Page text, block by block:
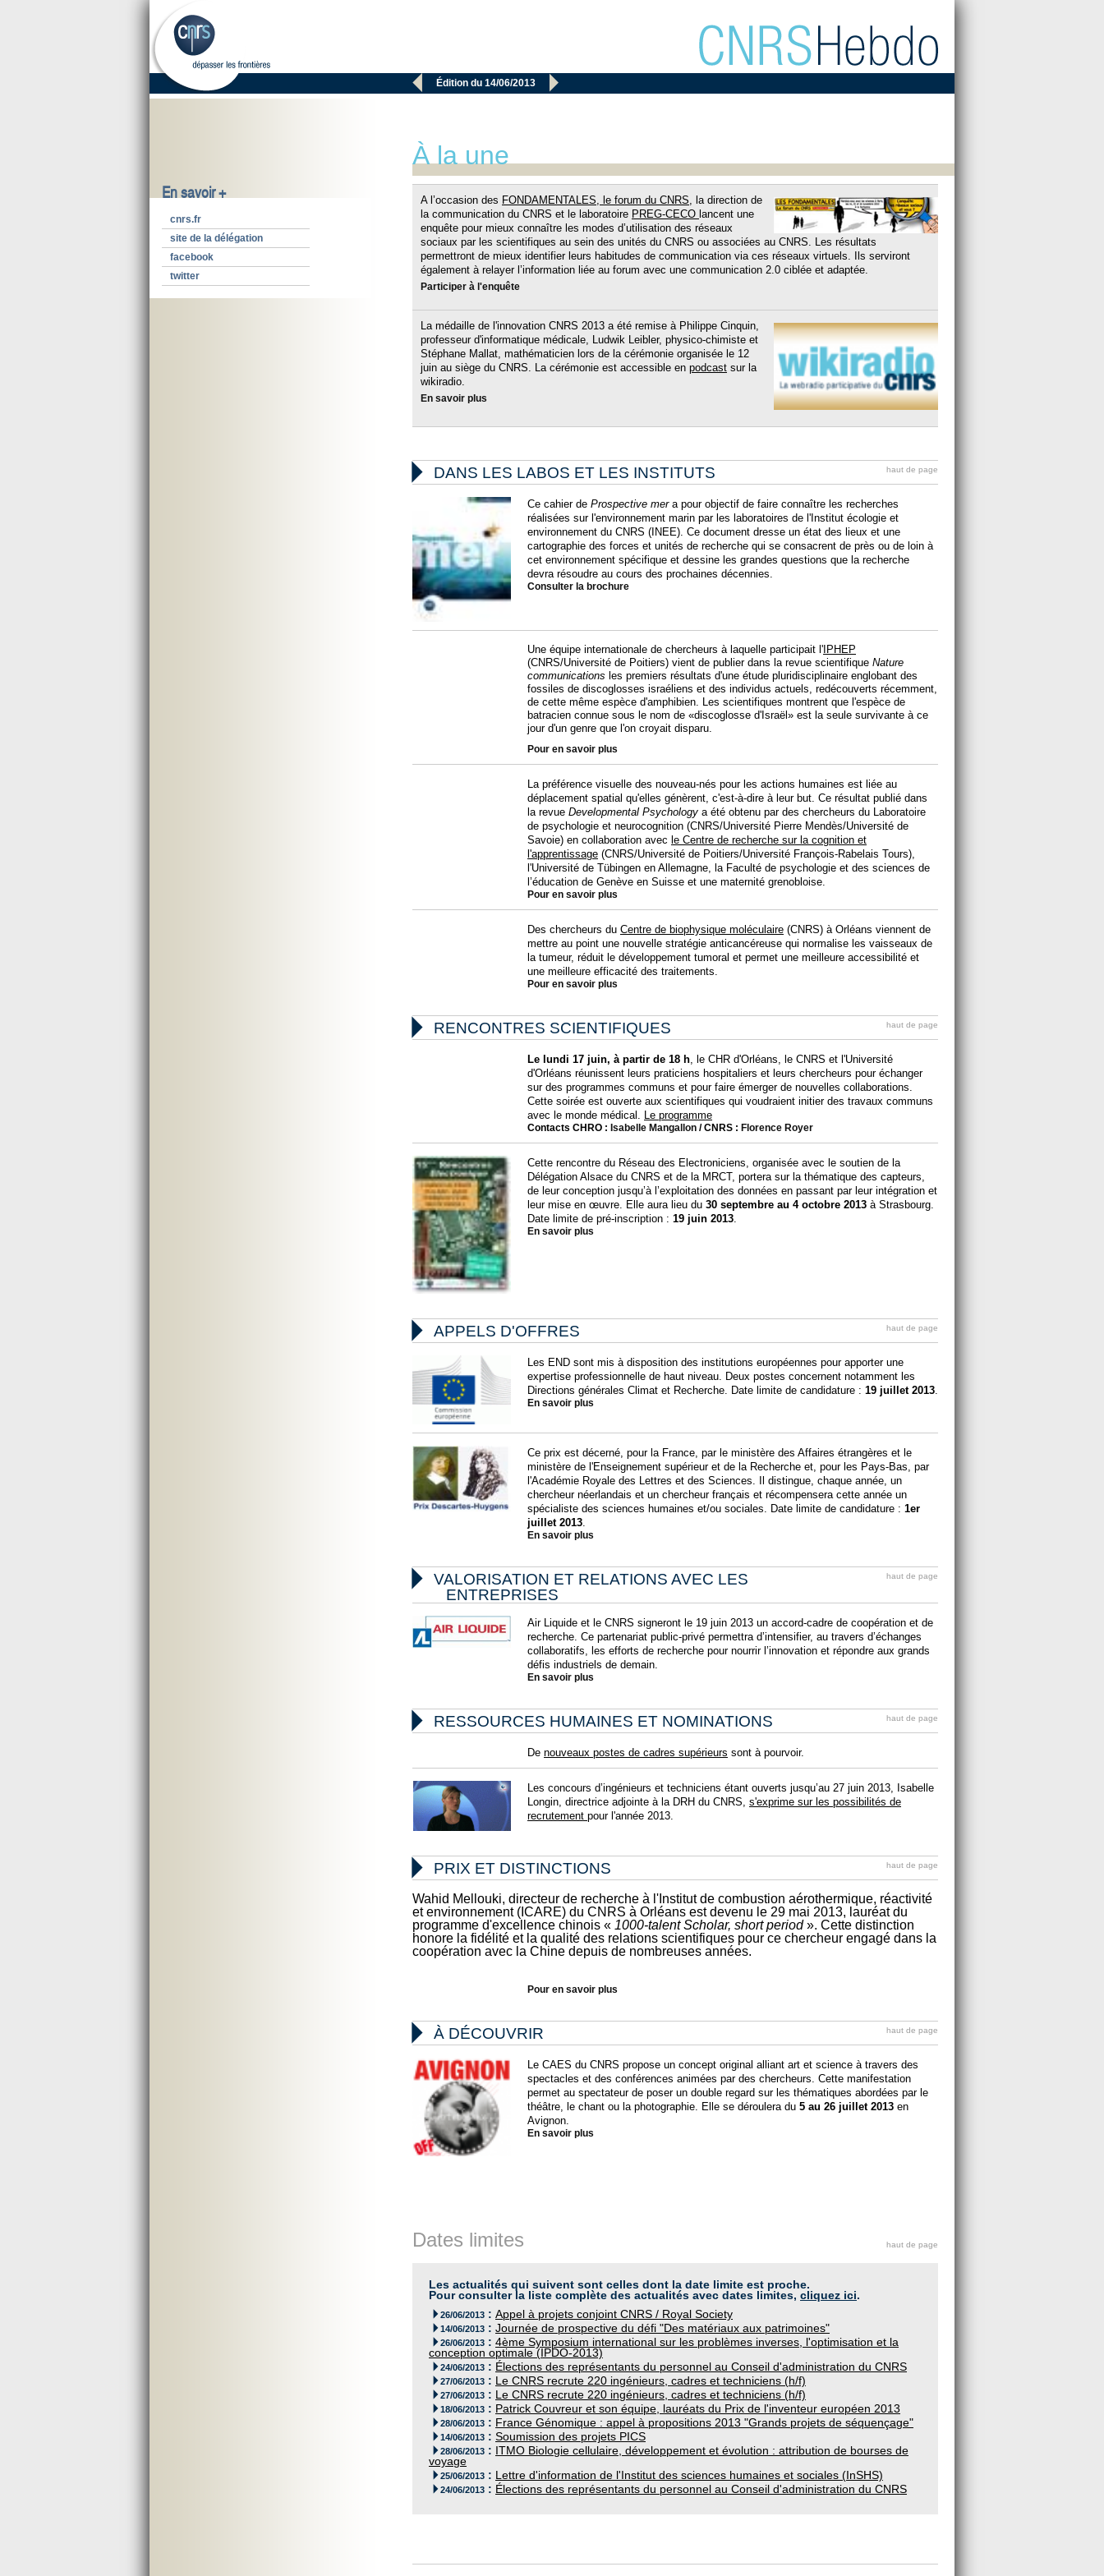
 Édition du 14/06/2013 
En savoir +
cnrs.fr
site de la délégation
facebook
twitter
À la une
A l’occasion des FONDAMENTALES, le forum du CNRS, la direction de
la communication du CNRS et le laboratoire PREG-CECO lancent une
enquête pour mieux connaître les modes d’utilisation des réseaux
sociaux par les scientifiques au sein des unités du CNRS ou associées au CNRS. Les résultats
permettront de mieux identifier leurs habitudes de communication via ces réseaux virtuels. Ils serviront
également à relayer l’information liée au forum avec une communication 2.0 ciblée et adaptée.
Participer à l'enquête
La médaille de l'innovation CNRS 2013 a été remise à Philippe Cinquin,
professeur d'informatique médicale, Ludwik Leibler, physico-chimiste et
Stéphane Mallat, mathématicien lors de la cérémonie organisée le 12
juin au siège du CNRS. La cérémonie est accessible en podcast sur la
wikiradio.
En savoir plus
 DANS LES LABOS ET LES INSTITUTS haut de page
Ce cahier de Prospective mera pour objectif de faire connaître les recherches
réalisées sur l'environnement marin par les laboratoires de l'Institut écologie et
environnement du CNRS (INEE). Ce document dresse un état des lieux et une
cartographie des forces et unités de recherche qui se consacrent de près ou de loin à
cet environnement spécifique et dessine les grandes questions que la recherche
devra résoudre au cours des prochaines décennies.
Consulter la brochure
Une équipe internationale de chercheurs à laquelle participait l' IPHEP
(CNRS/Université de Poitiers) vient de publier dans la revue scientifique Nature
communications les premiers résultats d'une étude pluridisciplinaire englobant des
fossiles de discoglosses israéliens et des individus actuels, redécouverts récemment,
de cette même espèce d'amphibien. Les scientifiques montrent que l'espèce de
batracien connue sous le nom de «discoglosse d'Israël» est la seule survivante à ce
jour d'un genre que l'on croyait disparu.
Pour en savoir plus
La préférence visuelle des nouveau-nés pour les actions humaines est liée au
déplacement spatial qu'elles génèrent, c'est-à-dire à leur but. Ce résultat publié dans
la revue Developmental Psychology a été obtenu par des chercheurs du Laboratoire
de psychologie et neurocognition (CNRS/Université Pierre Mendès/Université de
Savoie) en collaboration avec le Centre de recherche sur la cognition et
l'apprentissage (CNRS/Université de Poitiers/Université François-Rabelais Tours),
l'Université de Tübingen en Allemagne, la Faculté de psychologie et des sciences de
l’éducation de Genève en Suisse et une maternité grenobloise.
Pour en savoir plus
Des chercheurs du Centre de biophysique moléculaire (CNRS) à Orléans viennent de
mettre au point une nouvelle stratégie anticancéreuse qui normalise les vaisseaux de
la tumeur, réduit le développement tumoral et permet une meilleure accessibilité et
une meilleure efficacité des traitements.
Pour en savoir plus
 RENCONTRES SCIENTIFIQUES haut de page
Le lundi 17 juin, à partir de 18 h , le CHR d'Orléans, le CNRS et l'Université
d'Orléans réunissent leurs praticiens hospitaliers et leurs chercheurs pour échanger
sur des programmes communs et pour faire émerger de nouvelles collaborations.
Cette soirée est ouverte aux scientifiques qui voudraient initier des travaux communs
avec le monde médical.
Le programme
Contacts CHRO : Isabelle Mangallon / CNRS : Florence Royer
Cette rencontre du Réseau des Electroniciens, organisée avec le soutien de la
Délégation Alsace du CNRS et de la MRCT, portera sur la thématique des capteurs,
de leur conception jusqu’à l’exploitation des données en passant par leur intégration et
leur mise en œuvre. Elle aura lieu du 30 septembre au 4 octobre 2013 à Strasbourg.
Date limite de pré-inscription : 19 juin 2013
En savoir plus
 APPELS D'OFFRES haut de page
Les END sont mis à disposition des institutions européennes pour apporter une
expertise professionnelle de haut niveau. Deux postes concernent notamment les
Directions générales Climat et Recherche. Date limite de candidature : 19 juillet 2013.
En savoir plus
Ce prix est décerné, pour la France, par le ministère des Affaires étrangères et le
ministère de l'Enseignement supérieur et de la Recherche et, pour les Pays-Bas, par
l'Académie Royale des Lettres et des Sciences. Il distingue, chaque année, un
chercheur néerlandais et un chercheur français et récompensera cette année un
spécialiste des sciences humaines et/ou sociales. Date limite de candidature : 1er
juillet 2013
En savoir plus

VALORISATION ET RELATIONS AVEC LES
ENTREPRISES
haut de page
Air Liquide et le CNRS signeront le 19 juin 2013 un accord-cadre de coopération et de
recherche. Ce partenariat public-privé permettra d’intensifier, au travers d’échanges
collaboratifs, les efforts de recherche pour nourrir l’innovation et répondre aux grands
défis industriels de demain.
En savoir plus
 RESSOURCES HUMAINES ET NOMINATIONS haut de page
De nouveaux postes de cadres supérieurs sont à pourvoir.
Les concours d’ingénieurs et techniciens étant ouverts jusqu’au 27 juin 2013, Isabelle
Longin, directrice adjointe à la DRH du CNRS, s'exprime sur les possibilités de
recrutement pour l'année 2013.
 PRIX ET DISTINCTIONS haut de page
Wahid Mellouki, directeur de recherche à l'Institut de combustion aérothermique, réactivité
et environnement (ICARE) du CNRS à Orléans est devenu le 29 mai 2013, lauréat du
programme d'excellence chinois « 1000-talent Scholar, short period». Cette distinction
honore la fidélité et la qualité des relations scientifiques pour ce chercheur engagé dans la
coopération avec la Chine depuis de nombreuses années.
Pour en savoir plus
 À DÉCOUVRIR haut de page
Le CAES du CNRS propose un concept original alliant art et science à travers des
spectacles et des conférences animées par des chercheurs. Cette manifestation
permet au spectateur de poser un double regard sur les thématiques abordées par le
théâtre, le chant ou la photographie. Elle se déroulera du 5 au 26 juillet 2013 en
Avignon.
En savoir plus
Dates limites haut de page
Les actualités qui suivent sont celles dont la date limite est proche.
Pour consulter la liste complète des actualités avec dates limites, cliquez ici.
26/06/2013 : Appel à projets conjoint CNRS / Royal Society
14/06/2013 : Journée de prospective du défi "Des matériaux aux patrimoines"
26/06/2013 : 4ème Symposium international sur les problèmes inverses, l'optimisation et la
conception optimale (IPDO-2013)
24/06/2013 : Élections des représentants du personnel au Conseil d'administration du CNRS
27/06/2013 : Le CNRS recrute 220 ingénieurs, cadres et techniciens (h/f)
27/06/2013 : Le CNRS recrute 220 ingénieurs, cadres et techniciens (h/f)
18/06/2013 : Patrick Couvreur et son équipe, lauréats du Prix de l'inventeur européen 2013
28/06/2013 : France Génomique : appel à propositions 2013 "Grands projets de séquençage"
14/06/2013 : Soumission des projets PICS
28/06/2013 : ITMO Biologie cellulaire, développement et évolution : attribution de bourses de
voyage
25/06/2013 : Lettre d'information de l'Institut des sciences humaines et sociales (InSHS)
24/06/2013 : Élections des représentants du personnel au Conseil d'administration du CNRS